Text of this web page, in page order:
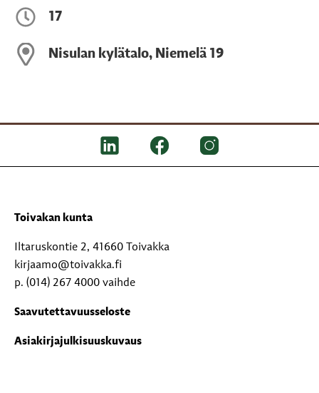
17
Nisulan kylätalo, Niemelä 19
Toivakan kunta
Iltaruskontie 2, 41660 Toivakka
kirjaamo@toivakka.fi
p. (014) 267 4000 vaihde
Saavutettavuusseloste
Asiakirjajulkisuuskuvaus